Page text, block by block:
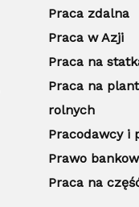
Praca zdalna
Praca w Azji
Praca na
Praca na
rolnych
Pracodawcy i
Prawo
Praca na